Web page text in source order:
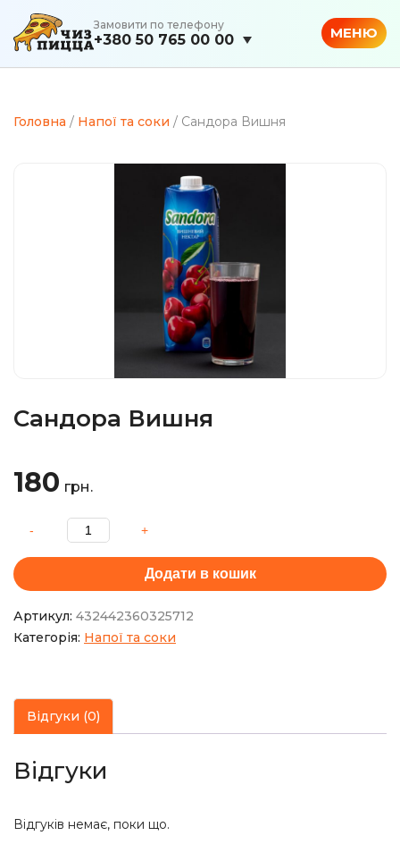
Замовити по телефону
+380 50 765 00 00 МЕНЮ
Головна / Напої та соки / Сандора Вишня
Сандора Вишня
180 грн.
Додати в кошик
Артикул: 432442360325712
Категорія: Напої та соки
Відгуки (0)
Відгуки
Відгуків немає, поки що.